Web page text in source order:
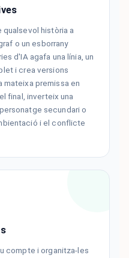
història a
o un esborrany
d'IA agafa una línia, un
i crea versions
mateixa premissa en
final, inverteix una
secundari o
i el conflicte
compte i organitza-les